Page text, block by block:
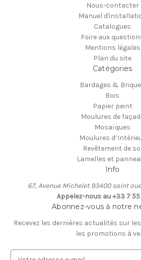
Nous-contacter
Manuel
Catalogues
Foire aux
Mentions légales
Plan du site
Catégories
Bardages &
Bois
Papier peint
Moulures de
Mosaïques
Moulures
Revêtement de
Lamelles et
Info
67, Avenue Michelet 93400 saint
Appelez-nous au +33 7 55
Abonnez-vous à notre
Recevez les dernières actualités sur
les promotions à